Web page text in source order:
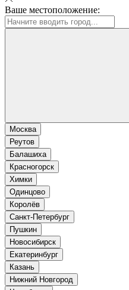
Ваше местоположение:
Москва
Реутов
Балашиха
Красногорск
Химки
Одинцово
Королёв
Санкт-Петербург
Пушкин
Новосибирск
Екатеринбург
Казань
Нижний Новгород